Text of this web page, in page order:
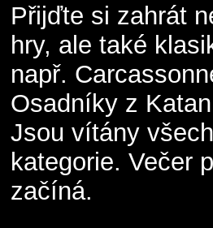
Přijďte si zahrát
hry, ale také
např.
Osadníky z
Jsou vítány
kategorie. Večer
začíná.